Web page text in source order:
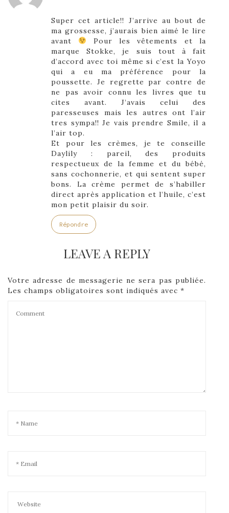
Super cet article!! J’arrive au bout de
ma grossesse, j’aurais bien aimé le lire
avant
Pour les vêtements et la
marque Stokke, je suis tout à fait
d’accord avec toi même si c’est la Yoyo
qui a eu ma préférence pour la
poussette. Je regrette par contre de
ne pas avoir connu les livres que tu
cites avant. J’avais celui des
paresseuses mais les autres ont l’air
tres sympa!! Je vais prendre Smile, il a
l’air top.
Et pour les crèmes, je te conseille
Daylily : pareil, des produits
respectueux de la femme et du bébé,
sans cochonnerie, et qui sentent super
bons. La crème permet de s’habiller
direct après application et l’huile, c’est
mon petit plaisir du soir.
Répondre
LEAVE A REPLY
Votre adresse de messagerie ne sera pas publiée.
Les champs obligatoires sont indiqués avec *